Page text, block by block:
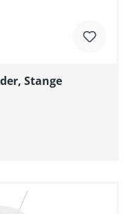
Stange